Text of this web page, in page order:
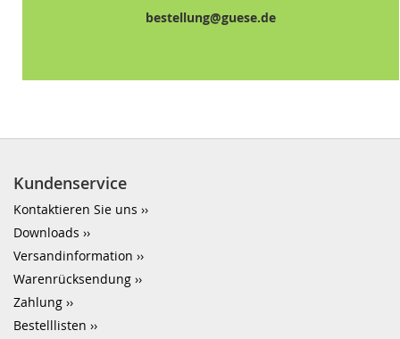
bestellung@guese.de
Kundenservice
Kontaktieren Sie uns
Downloads
Versandinformation
Warenrücksendung
Zahlung
Bestelllisten